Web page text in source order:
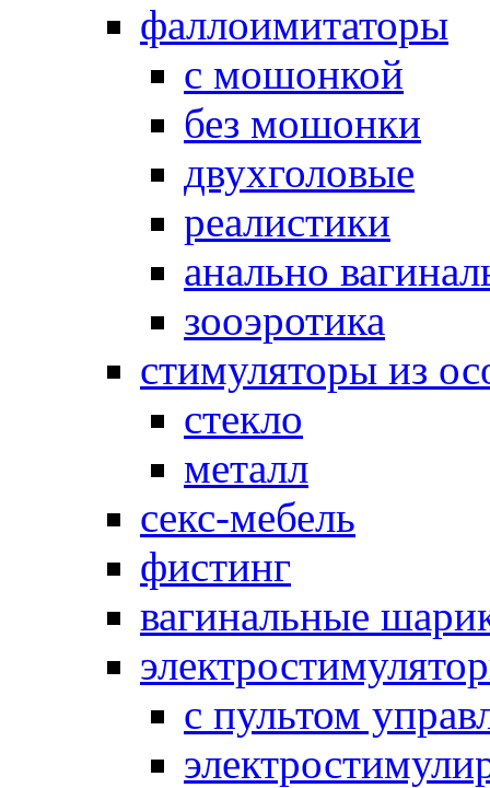
фаллоимитаторы
с мошонкой
без мошонки
двухголовые
реалистики
анально
зооэротика
стимуляторы из
стекло
металл
секс-мебель
фистинг
вагинальные
с пультом